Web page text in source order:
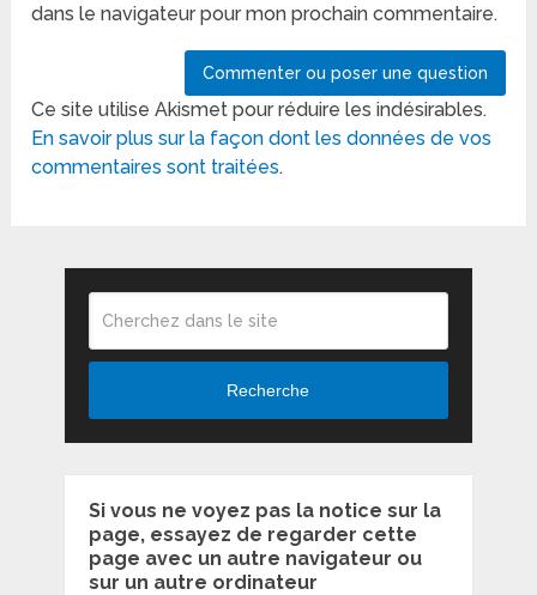
dans le navigateur pour mon prochain commentaire.
Ce site utilise Akismet pour réduire les indésirables.
En savoir plus sur la façon dont les données de vos
commentaires sont traitées.
Recherche
Si vous ne voyez pas la notice sur la
page, essayez de regarder cette
page avec un autre navigateur ou
sur un autre ordinateur